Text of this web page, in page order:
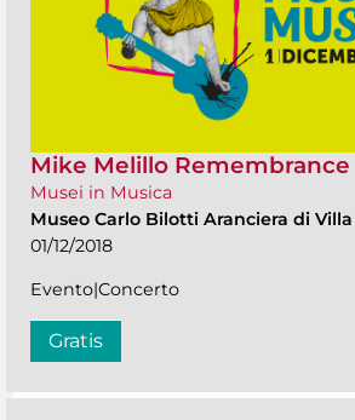
Mike Melillo Remembrance
Musei in Musica
Museo Carlo Bilotti Aranciera di
01/12/2018
Evento|Concerto
Gratis